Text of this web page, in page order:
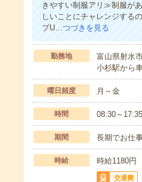
きやすい制服アリ≫制服が
しいことにチャレンジする
プU…つづきを見る
勤務地
富山県射水
小杉駅から
曜日頻度 月～金
時間 08:30～17:35
期間 長期でお仕
時給 時給1180円
交通費